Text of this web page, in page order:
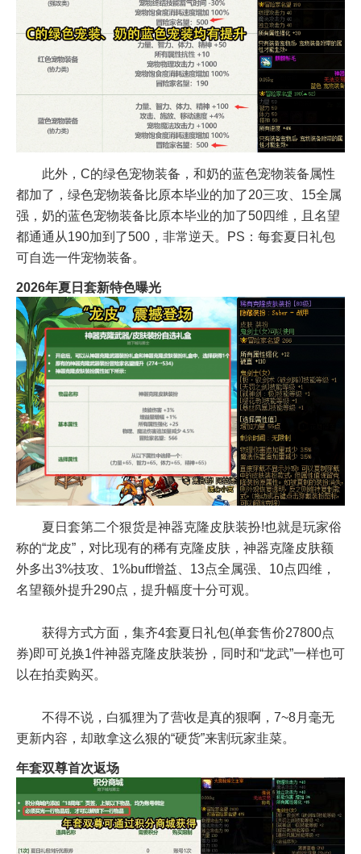
此外，C的绿色宠物装备，和奶的蓝色宠物装备属性
都加了，绿色宠物装备比原本毕业的加了20三攻、15全属
强，奶的蓝色宠物装备比原本毕业的加了50四维，且名望
都通通从190加到了500，非常逆天。PS：每套夏日礼包
可自选一件宠物装备。
2026年夏日套新特色曝光
夏日套第二个狠货是神器克隆皮肤装扮!也就是玩家俗
称的“龙皮”，对比现有的稀有克隆皮肤，神器克隆皮肤额
外多出3%技攻、1%buff增益、13点全属强、10点四维，
名望额外提升290点，提升幅度十分可观。
获得方式方面，集齐4套夏日礼包(单套售价27800点
券)即可兑换1件神器克隆皮肤装扮，同时和“龙武”一样也可
以在拍卖购买。
不得不说，白狐狸为了营收是真的狠啊，7~8月毫无
更新内容，却敢拿这么狠的“硬货”来割玩家韭菜。
年套双尊首次返场